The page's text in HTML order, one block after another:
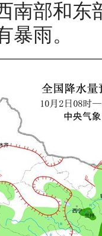
南部和东
暴雨。